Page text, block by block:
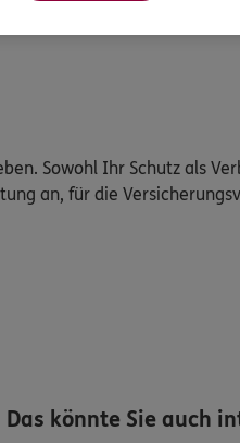
Sowohl Ihr Schutz als
an, für die
Das könnte Sie auch